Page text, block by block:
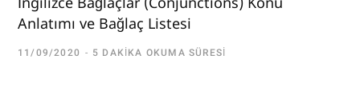
Anlatımı ve Bağlaç Listesi
11/09/2020 5 DAKIKA OKUMA SÜRESI